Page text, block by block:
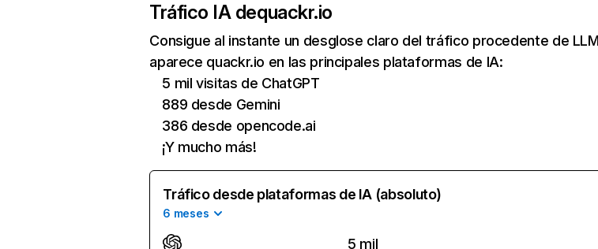
Tráfico IA dequackr.io
Consigue al instante un desglose claro del tráfico procedente de
aparece quackr.io en las principales plataformas de IA:
5 mil visitas de ChatGPT
889 desde Gemini
386 desde opencode.ai
¡Y mucho más!
Tráfico desde plataformas de IA (absoluto)
6 meses
5 mil